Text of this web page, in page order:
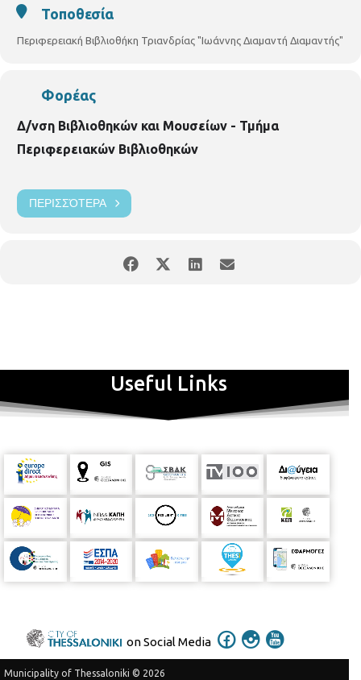
Τοποθεσία
Περιφερειακή Βιβλιοθήκη Τριανδρίας "Ιωάννης Διαμαντή Διαμαντής"
Φορέας
Δ/νση Βιβλιοθηκών και Μουσείων - Τμήμα
Περιφερειακών Βιβλιοθηκών
ΠΕΡΙΣΣΌΤΕΡΑ
Useful Links
on Social Media
Municipality of Thessaloniki © 2026